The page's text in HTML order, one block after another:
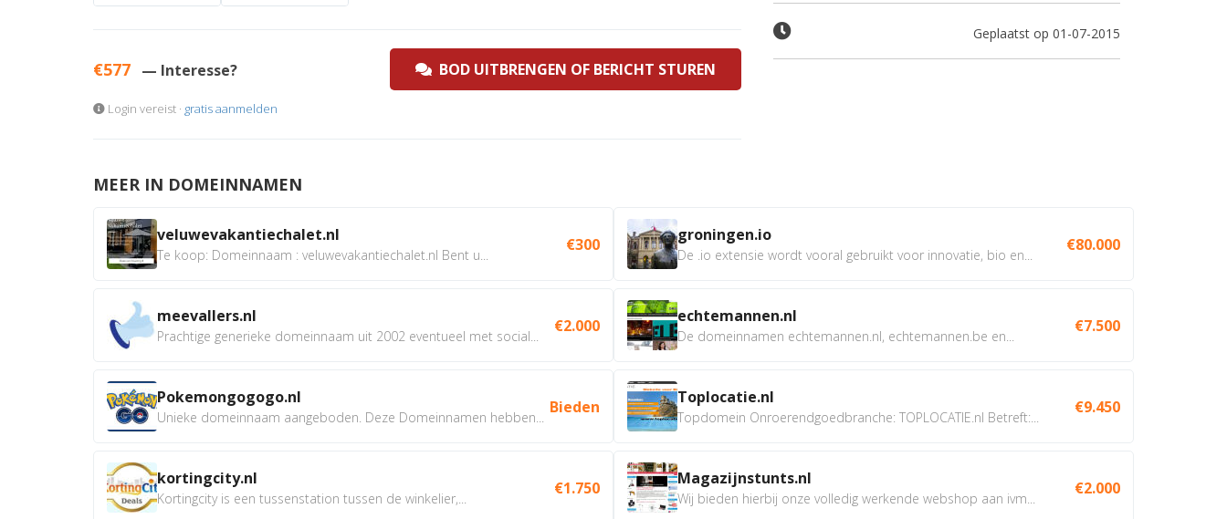
€577 — Interesse? BOD UITBRENGEN OF BERICHT STUREN
Login vereist · gratis aanmelden
Geplaatst op 01-07-2015
MEER IN DOMEINNAMEN
veluwevakantiechalet.nl
Te koop: Domeinnaam : veluwevakantiechalet.nl Bent u...
€300
meevallers.nl
Prachtige generieke domeinnaam uit 2002 eventueel met social...
€2.000
Pokemongogogo.nl
Unieke domeinnaam aangeboden. Deze Domeinnamen hebben...
Bieden
kortingcity.nl
Kortingcity is een tussenstation tussen de winkelier,...
€1.750
groningen.io
De .io extensie wordt vooral gebruikt voor innovatie, bio en...
€80.000
echtemannen.nl
De domeinnamen echtemannen.nl, echtemannen.be en...
€7.500
Toplocatie.nl
Topdomein Onroerendgoedbranche: TOPLOCATIE.nl Betreft:...
€9.450
Magazijnstunts.nl
Wij bieden hierbij onze volledig werkende webshop aan ivm...
€2.000